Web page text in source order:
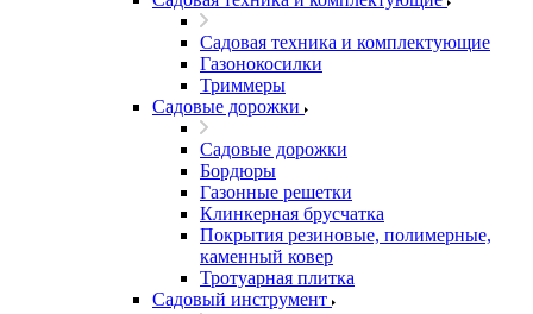
Садовая техника и комплектующие
Газонокосилки
Триммеры
Садовые дорожки
Садовые дорожки
Бордюры
Газонные решетки
Клинкерная брусчатка
Покрытия резиновые, полимерные,
каменный ковер
Тротуарная плитка
Садовый инструмент